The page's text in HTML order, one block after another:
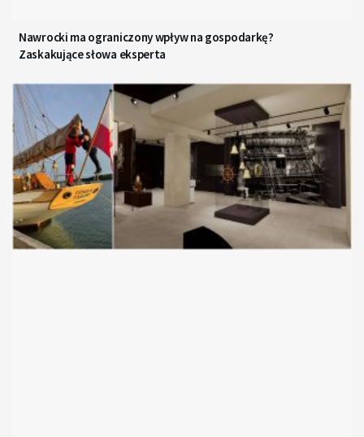
Nawrocki ma ograniczony wpływ na gospodarkę?
Zaskakujące słowa eksperta